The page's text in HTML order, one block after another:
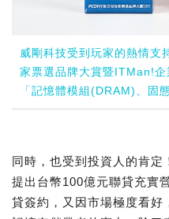
威剛科技受到玩家的熱情支
家票選品牌大賞暨ITMan!
「記憶體模組(DRAM)、固
同時，也受到投資人的肯定
提出台幣100億元聯貸充實
貸簽約，又因市場極度看好